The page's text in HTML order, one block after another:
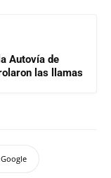
Autovía de
las llamas